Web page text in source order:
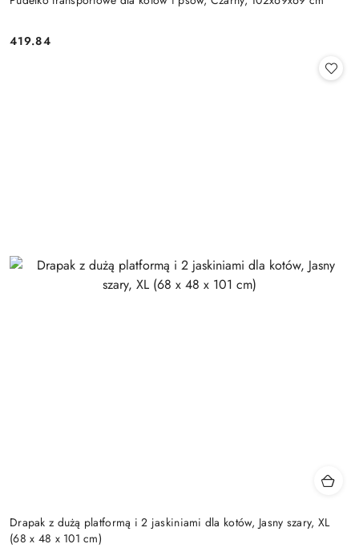
Cena:
419.84
Drapak z dużą platformą i 2 jaskiniami dla kotów, Jasny szary, XL
(68 x 48 x 101 cm)